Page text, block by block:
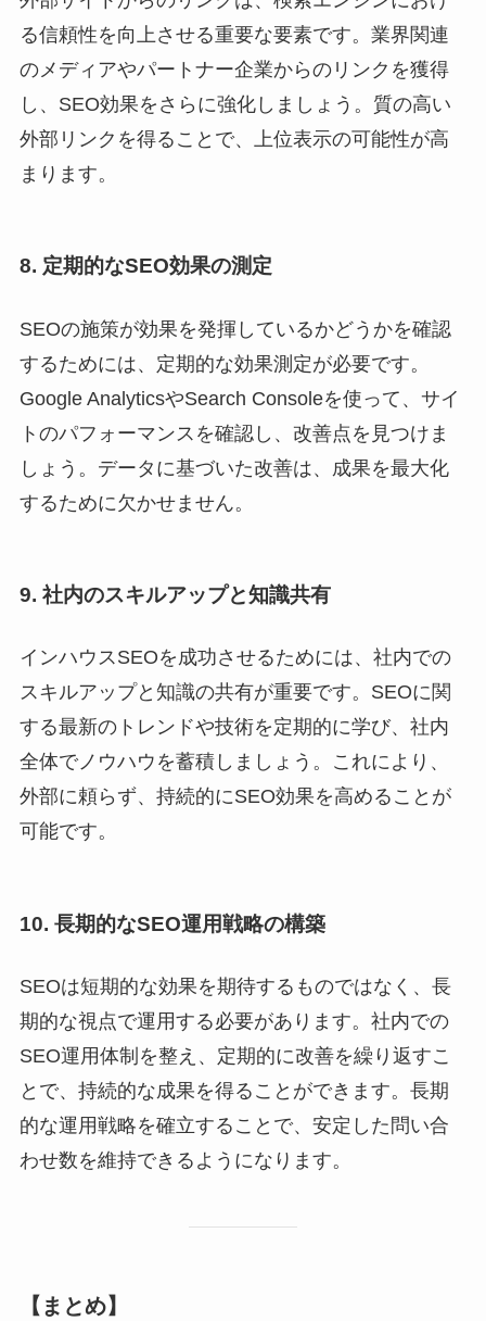
る信頼性を向上させる重要な要素です。業界関連
のメディアやパートナー企業からのリンクを獲得
し、SEO効果をさらに強化しましょう。質の高い
外部リンクを得ることで、上位表示の可能性が高
まります。
8. 定期的なSEO効果の測定
SEOの施策が効果を発揮しているかどうかを確認
するためには、定期的な効果測定が必要です。
Google AnalyticsやSearch Consoleを使って、サイ
トのパフォーマンスを確認し、改善点を見つけま
しょう。データに基づいた改善は、成果を最大化
するために欠かせません。
9. 社内のスキルアップと知識共有
インハウスSEOを成功させるためには、社内での
スキルアップと知識の共有が重要です。SEOに関
する最新のトレンドや技術を定期的に学び、社内
全体でノウハウを蓄積しましょう。これにより、
外部に頼らず、持続的にSEO効果を高めることが
可能です。
10. 長期的なSEO運用戦略の構築
SEOは短期的な効果を期待するものではなく、長
期的な視点で運用する必要があります。社内での
SEO運用体制を整え、定期的に改善を繰り返すこ
とで、持続的な成果を得ることができます。長期
的な運用戦略を確立することで、安定した問い合
わせ数を維持できるようになります。
【まとめ】